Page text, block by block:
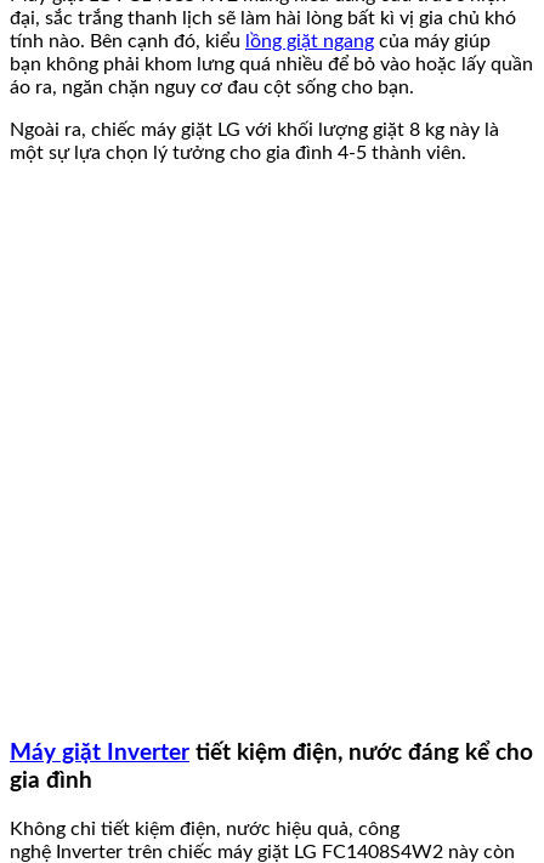
đại, sắc trắng thanh lịch sẽ làm hài lòng bất kì vị gia chủ khó
tính nào. Bên cạnh đó, kiểu lồng giặt ngang của máy giúp
bạn không phải khom lưng quá nhiều để bỏ vào hoặc lấy quần
áo ra, ngăn chặn nguy cơ đau cột sống cho bạn.
Ngoài ra, chiếc máy giặt LG với khối lượng giặt 8 kg này là
một sự lựa chọn lý tưởng cho gia đình 4-5 thành viên.
Máy giặt Inverter tiết kiệm điện, nước đáng kể cho
gia đình
Không chỉ tiết kiệm điện, nước hiệu quả, công
nghệ Inverter trên chiếc máy giặt LG FC1408S4W2 này còn